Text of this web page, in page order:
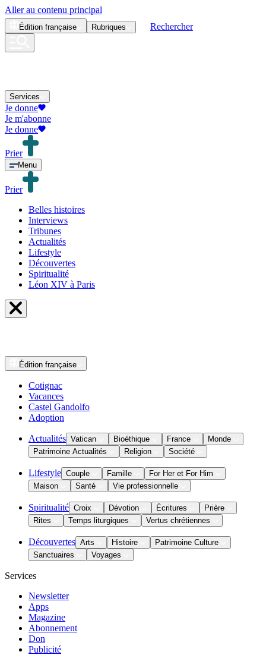
Aller au contenu principal
Édition française Rubriques Rechercher
Services
Je donne
Je m'abonne
Je donne
Prier
Menu
Prier
Belles histoires
Interviews
Tribunes
Actualités
Lifestyle
Découvertes
Spiritualité
Léon XIV à Paris
Édition française
Cotignac
Vacances
Castel Gandolfo
Adoption
Actualités Vatican Bioéthique France
Monde
Patrimoine Actualités
Religion Société
Lifestyle Couple Famille
For Her et For Him
Maison
Santé Vie professionnelle
Spiritualité Croix Dévotion Écritures
Prière
Rites
Temps liturgiques Vertus chrétiennes
Découvertes Arts Histoire
Patrimoine Culture
Sanctuaires
Voyages
Services
Newsletter
Apps
Magazine
Abonnement
Don
Publicité